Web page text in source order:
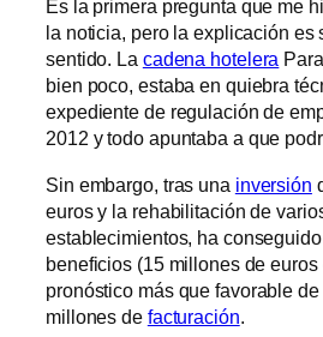
Es la primera pregunta que me
la noticia, pero la explicación es
sentido. La cadena hotelera
bien poco, estaba en quiebra
expediente de regulación de
2012 y todo apuntaba a que
Sin embargo, tras una inversión
euros y la rehabilitación de
establecimientos, ha
beneficios (15 millones de
pronóstico más que favorable
millones de facturación.